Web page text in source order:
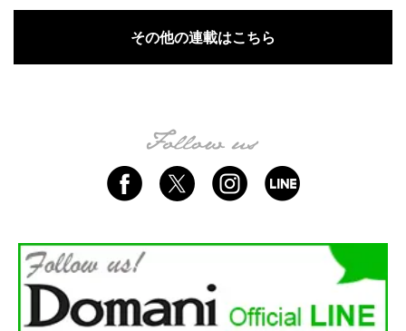
その他の連載はこちら